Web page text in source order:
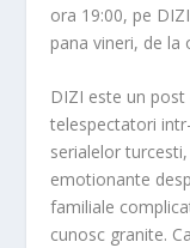
ora 19:00, pe
pana vineri, de la
DIZI este un
telespectatori
serialelor
emotionante
familiale
cunosc granite.